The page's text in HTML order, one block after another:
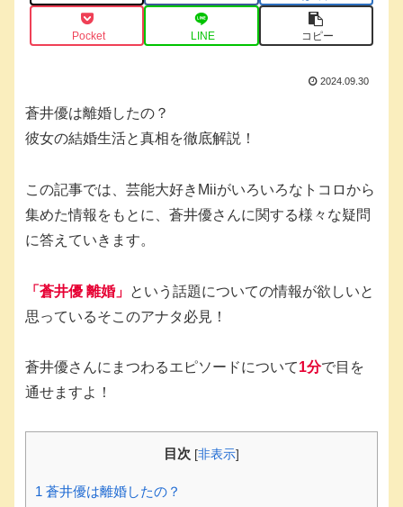
Pocket LINE コピー
2024.09.30
蒼井優は離婚したの？
彼女の結婚生活と真相を徹底解説！
この記事では、芸能大好きMiiがいろいろなトコロから
集めた情報をもとに、蒼井優さんに関する様々な疑問
に答えていきます。
「蒼井優 離婚」 という話題についての情報が欲しいと
思っているそこのアナタ必見！
蒼井優さんにまつわるエピソードについて1分で目を
通せますよ！
目次 [非表示]
1 蒼井優は離婚したの？